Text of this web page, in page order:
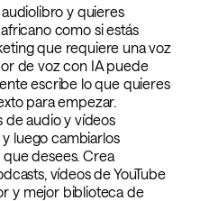
y quieres
como si estás
que requiere una voz
de voz con IA puede
escribe lo que quieres
para empezar.
de audio y vídeos
luego cambiarlos
desees. Crea
vídeos de YouTube
y mejor biblioteca de